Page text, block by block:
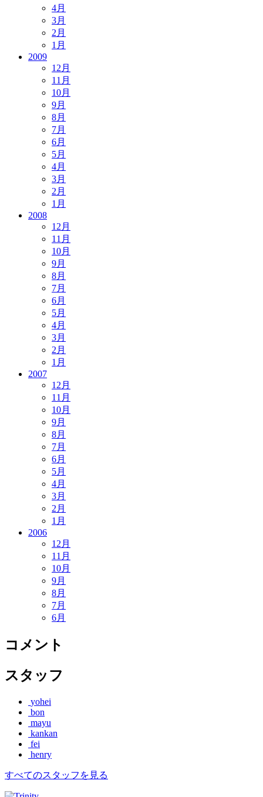
4月
3月
2月
1月
2009
12月
11月
10月
9月
8月
7月
6月
5月
4月
3月
2月
1月
2008
12月
11月
10月
9月
8月
7月
6月
5月
4月
3月
2月
1月
2007
12月
11月
10月
9月
8月
7月
6月
5月
4月
3月
2月
1月
2006
12月
11月
10月
9月
8月
7月
6月
コメント
スタッフ
yohei
bon
mayu
kankan
fei
henry
すべてのスタッフを見る